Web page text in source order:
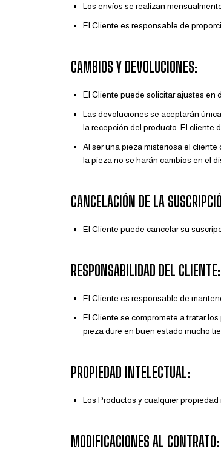
Los envíos se realizan
El Cliente es responsable de
CAMBIOS Y DEVOLUCIONES:
El Cliente puede solicitar ajustes en
Las devoluciones se aceptarán
la recepción del producto. El cliente
Al ser una pieza misteriosa el
la pieza no se harán cambios en el
CANCELACIÓN DE LA
El Cliente puede cancelar su
RESPONSABILIDAD DEL CLIENTE:
El Cliente es responsable de
El Cliente se compromete a tratar
pieza dure en buen estado mucho
PROPIEDAD INTELECTUAL:
Los Productos y cualquier
MODIFICACIONES AL CONTRATO: